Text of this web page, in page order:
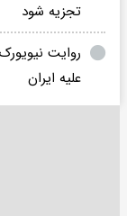
تجزیه شود
روایت
علیه ایران